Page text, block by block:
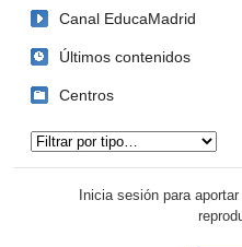
Canal EducaMadrid
Últimos contenidos
Centros
Inicia sesión para